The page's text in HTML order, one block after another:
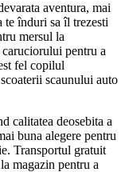
aventura, mai
te înduri sa îl trezesti
mersul la
pentru a
fel copilul
scaunului auto
calitatea deosebita a
buna alegere pentru
Transportul gratuit
magazin pentru a